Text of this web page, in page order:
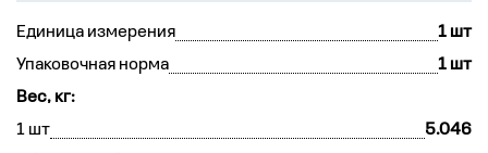
Единица измерения
1 шт
Упаковочная норма
1 шт
Вес, кг:
1 шт
5.046